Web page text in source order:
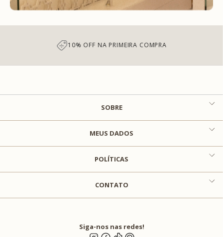
10% OFF NA PRIMEIRA COMPRA
SOBRE
MEUS DADOS
POLÍTICAS
CONTATO
Siga-nos nas redes!